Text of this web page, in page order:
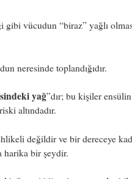
gibi vücudun “biraz” yağlı
neresinde toplandığıdır.
yağ”dır; bu kişiler
altındadır.
değildir ve bir dereceye
harika bir şeydir.